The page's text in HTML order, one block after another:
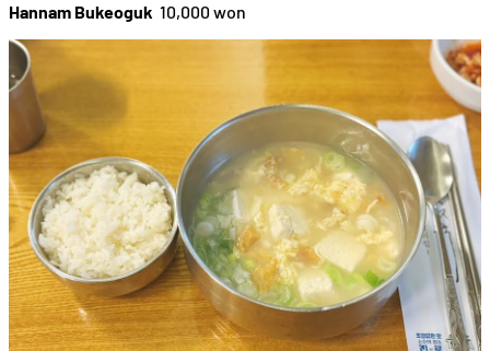
Hannam Bukeoguk 10,000 won